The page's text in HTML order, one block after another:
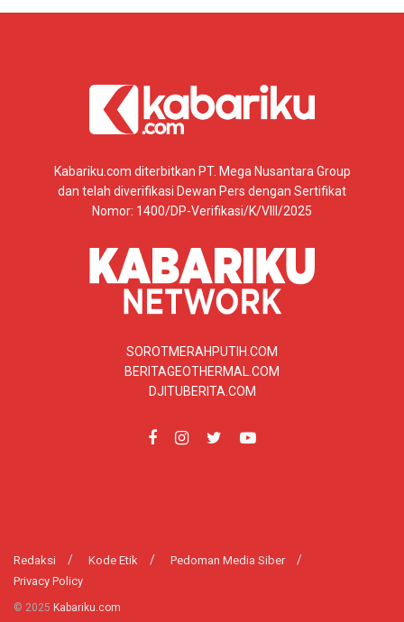
Kabariku.com diterbitkan PT. Mega Nusantara Group
dan telah diverifikasi Dewan Pers dengan Sertifikat
Nomor: 1400/DP-Verifikasi/K/VIII/2025
SOROTMERAHPUTIH.COM
BERITAGEOTHERMAL.COM
DJITUBERITA.COM
Redaksi Kode Etik
Pedoman Media Siber
Privacy Policy
© 2025 Kabariku.com